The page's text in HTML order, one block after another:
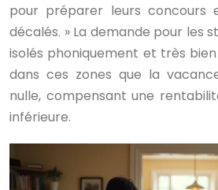
pour préparer leurs concours
décalés. » La demande pour les
isolés phoniquement et très
dans ces zones que la
nulle, compensant une
inférieure.